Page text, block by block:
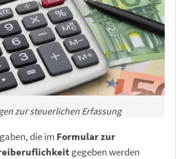
zur steuerlichen Erfassung
die im Formular zur
gegeben werden